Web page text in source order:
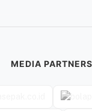
MEDIA PARTNERS